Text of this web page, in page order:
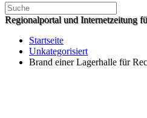
Regionalportal und Internetzeitung
Startseite
Unkategorisiert
Brand einer Lagerhalle für